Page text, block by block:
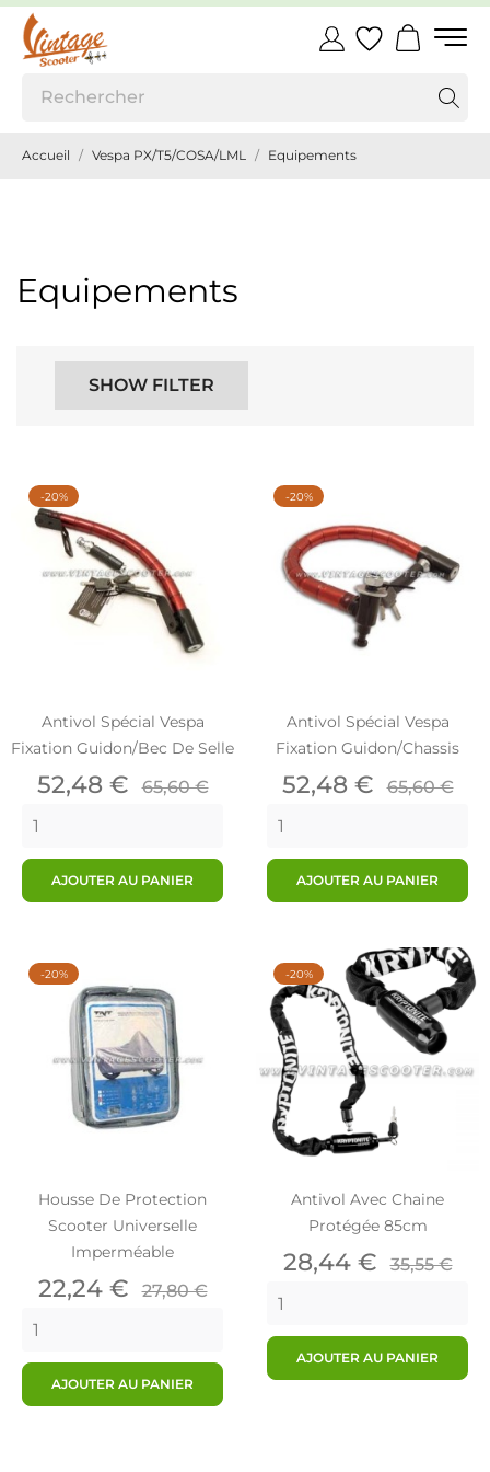
Accueil Vespa PX/T5/COSA/LML Equipements
Equipements
SHOW FILTER
Antivol Spécial Vespa
Fixation Guidon/bec De Selle
Prix
52,48 € Prix
65,60 €
AJOUTER AU PANIER
-20%
Antivol Spécial Vespa
Fixation Guidon/chassis
Prix
52,48 € Prix
65,60 €
AJOUTER AU PANIER
-20%
Housse De Protection
Scooter Universelle
Imperméable
Prix
22,24 € Prix
27,80 €
AJOUTER AU PANIER
-20%
Antivol Avec Chaine
Protégée 85cm
Prix
28,44 € Prix
35,55 €
AJOUTER AU PANIER
-20%